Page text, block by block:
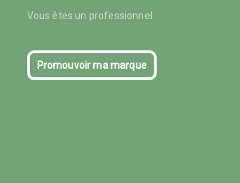
Vous êtes un professionnel
Promouvoir ma marque